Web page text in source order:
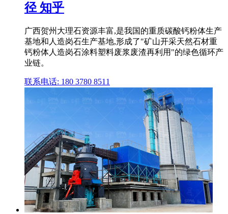
径 知乎
广西贺州大理石资源丰富,是我国的重质碳酸钙粉体生产
基地和人造岗石生产基地,形成了"矿山开采天然石材重
钙粉体人造岗石涂料塑料废浆废渣再利用"的绿色循环产
业链。
联系电话: 180 3780 8511